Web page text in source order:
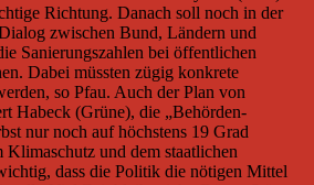
Richtung. Danach soll noch in der
zwischen Bund, Ländern und
Sanierungszahlen bei öffentlichen
Dabei müssten zügig konkrete
so Pfau. Auch der Plan von
Habeck (Grüne), die „Behörden-
nur noch auf höchstens 19 Grad
Klimaschutz und dem staatlichen
dass die Politik die nötigen Mittel